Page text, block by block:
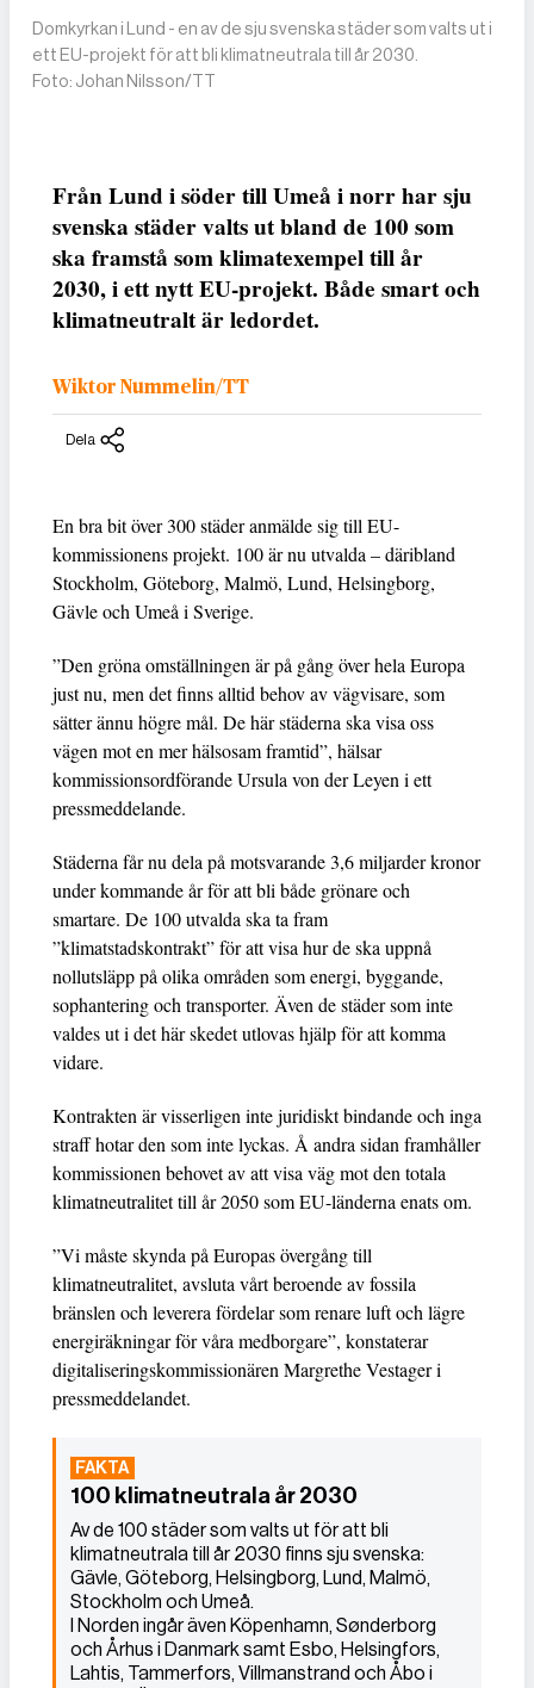
Domkyrkan i Lund - en av de sju svenska städer som valts ut i
ett EU-projekt för att bli klimatneutrala till år 2030.
Foto: Johan Nilsson/TT
Från Lund i söder till Umeå i norr har sju
svenska städer valts ut bland de 100 som
ska framstå som klimatexempel till år
2030, i ett nytt EU-projekt. Både smart och
klimatneutralt är ledordet.
Wiktor Nummelin/TT
Dela
En bra bit över 300 städer anmälde sig till EU-
kommissionens projekt. 100 är nu utvalda – däribland
Stockholm, Göteborg, Malmö, Lund, Helsingborg,
Gävle och Umeå i Sverige.
”Den gröna omställningen är på gång över hela Europa
just nu, men det finns alltid behov av vägvisare, som
sätter ännu högre mål. De här städerna ska visa oss
vägen mot en mer hälsosam framtid”, hälsar
kommissionsordförande Ursula von der Leyen i ett
pressmeddelande.
Städerna får nu dela på motsvarande 3,6 miljarder kronor
under kommande år för att bli både grönare och
smartare. De 100 utvalda ska ta fram
”klimatstadskontrakt” för att visa hur de ska uppnå
nollutsläpp på olika områden som energi, byggande,
sophantering och transporter. Även de städer som inte
valdes ut i det här skedet utlovas hjälp för att komma
vidare.
Kontrakten är visserligen inte juridiskt bindande och inga
straff hotar den som inte lyckas. Å andra sidan framhåller
kommissionen behovet av att visa väg mot den totala
klimatneutralitet till år 2050 som EU-länderna enats om.
”Vi måste skynda på Europas övergång till
klimatneutralitet, avsluta vårt beroende av fossila
bränslen och leverera fördelar som renare luft och lägre
energiräkningar för våra medborgare”, konstaterar
digitaliseringskommissionären Margrethe Vestager i
pressmeddelandet.
100 klimatneutrala år 2030
Av de 100 städer som valts ut för att bli
klimatneutrala till år 2030 finns sju svenska:
Gävle, Göteborg, Helsingborg, Lund, Malmö,
Stockholm och Umeå.
I Norden ingår även Köpenhamn, Sønderborg
och Århus i Danmark samt Esbo, Helsingfors,
Lahtis, Tammerfors, Villmanstrand och Åbo i